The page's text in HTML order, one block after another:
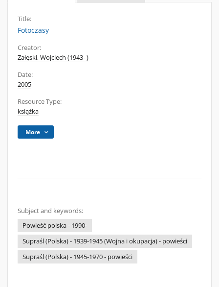
Title:
Fotoczasy
Creator:
Załęski, Wojciech (1943- )
Date:
2005
Resource Type:
książka
More
Subject and keywords:
Powieść polska - 1990-
Supraśl (Polska) - 1939-1945 (Wojna i okupacja) - powieści
Supraśl (Polska) - 1945-1970 - powieści